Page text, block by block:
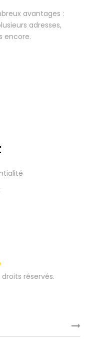
avantages :
adresses,
encore.
réservés.